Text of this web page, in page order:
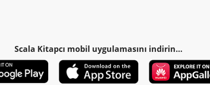
Scala Kitapcı mobil uygulamasını indirin…